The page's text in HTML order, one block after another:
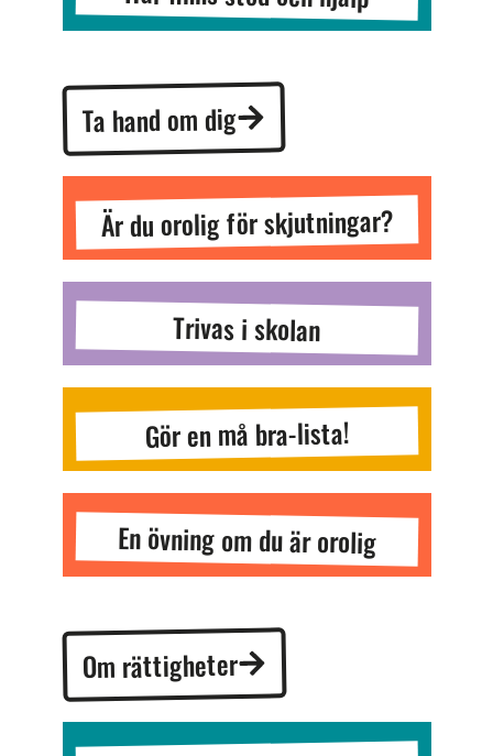
Ta hand om dig
Är du orolig för skjutningar?
Trivas i skolan
Gör en må bra-lista!
En övning om du är orolig
Om rättigheter